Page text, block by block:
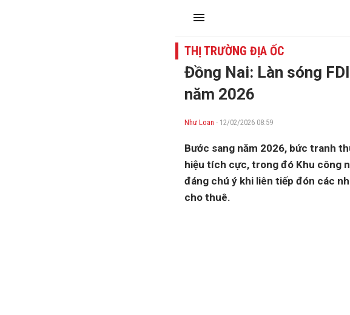
THỊ TRƯỜNG ĐỊA ỐC
Đồng Nai: Làn sóng
năm 2026
Như Loan - 12/02/2026 08:59
Bước sang năm 2026, bức tranh
hiệu tích cực, trong đó Khu công
đáng chú ý khi liên tiếp đón các
cho thuê.